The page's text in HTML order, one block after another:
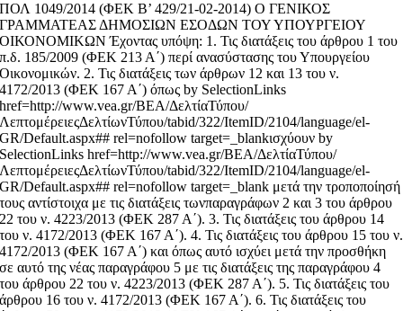
ΠΟΛ 1049/2014 (ΦΕΚ Β’ 429/21-02-2014) Ο ΓΕΝΙΚΟΣ
ΓΡΑΜΜΑΤΕΑΣ ΔΗΜΟΣΙΩΝ ΕΣΟΔΩΝ ΤΟΥ ΥΠΟΥΡΓΕΙΟΥ
ΟΙΚΟΝΟΜΙΚΩΝ Έχοντας υπόψη: 1. Τις διατάξεις του άρθρου 1 του
π.δ. 185/2009 (ΦΕΚ 213 Α΄) περί ανασύστασης του Υπουργείου
Οικονομικών. 2. Τις διατάξεις των άρθρων 12 και 13 του ν.
4172/2013 (ΦΕΚ 167 Α΄) όπως by SelectionLinks
href=http://www.vea.gr/ΒΕΑ/ΔελτίαΤύπου/
ΛεπτομέρειεςΔελτίωνΤύπου/tabid/322/ItemID/2104/language/el-
GR/Default.aspx## rel=nofollow target=_blankισχύουν by
SelectionLinks href=http://www.vea.gr/ΒΕΑ/ΔελτίαΤύπου/
ΛεπτομέρειεςΔελτίωνΤύπου/tabid/322/ItemID/2104/language/el-
GR/Default.aspx## rel=nofollow target=_blank μετά την τροποποίησή
τους αντίστοιχα με τις διατάξεις τωνπαραγράφων 2 και 3 του άρθρου
22 του ν. 4223/2013 (ΦΕΚ 287 Α΄). 3. Τις διατάξεις του άρθρου 14
του ν. 4172/2013 (ΦΕΚ 167 Α΄). 4. Τις διατάξεις του άρθρου 15 του ν.
4172/2013 (ΦΕΚ 167 Α΄) και όπως αυτό ισχύει μετά την προσθήκη
σε αυτό της νέας παραγράφου 5 με τις διατάξεις της παραγράφου 4
του άρθρου 22 του ν. 4223/2013 (ΦΕΚ 287 Α΄). 5. Τις διατάξεις του
άρθρου 16 του ν. 4172/2013 (ΦΕΚ 167 Α΄). 6. Τις διατάξεις του